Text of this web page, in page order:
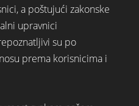
a poštujući zakonske
upravnici
su po
prema korisnicima i